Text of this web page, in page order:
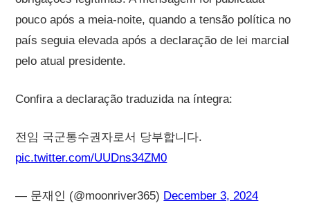
pouco após a meia-noite, quando a tensão política no
país seguia elevada após a declaração de lei marcial
pelo atual presidente.
Confira a declaração traduzida na íntegra:
전임 국군통수권자로서 당부합니다.
pic.twitter.com/UUDns34ZM0
— 문재인 (@moonriver365) December 3, 2024